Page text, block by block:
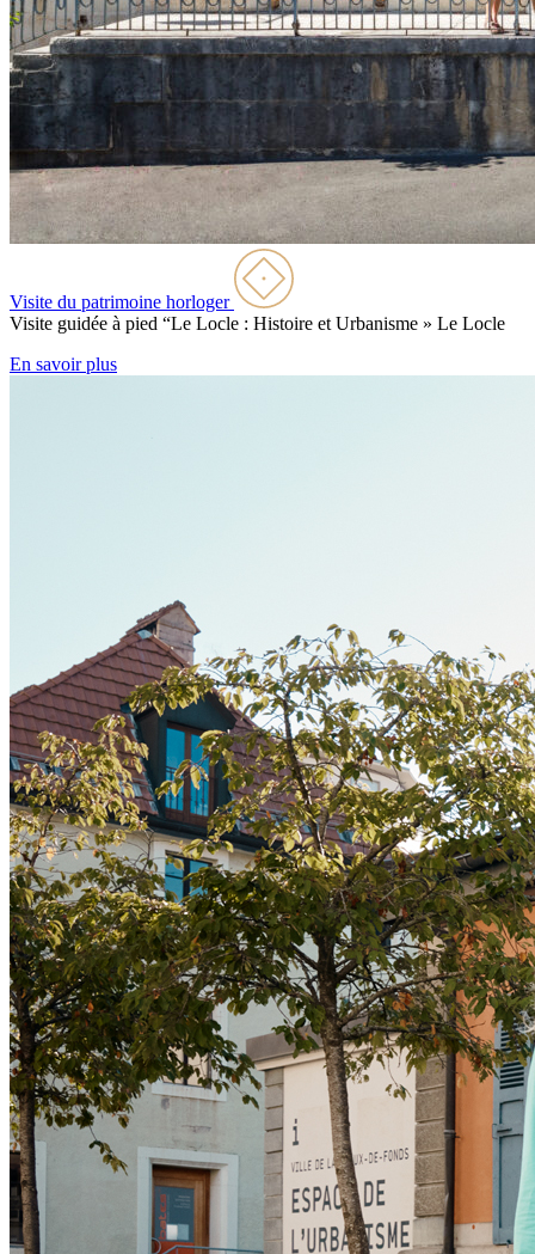
Visite du patrimoine horloger
Visite guidée à pied “Le Locle : Histoire et Urbanisme » Le Locle
En savoir plus